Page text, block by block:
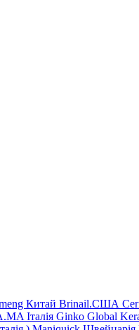
Китай Brinail.США
Італія Ginko Global